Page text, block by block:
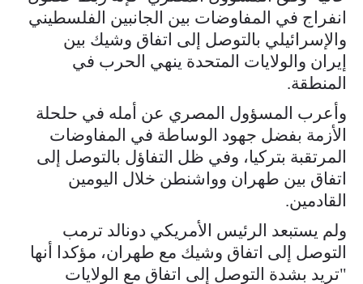
انفراج في المفاوضات بين الجانبين الفلسطيني
والإسرائيلي بالتوصل إلى اتفاق وشيك بين
إيران والولايات المتحدة ينهي الحرب في
المنطقة.
وأعرب المسؤول المصري عن أمله في حلحلة
الأزمة بفضل جهود الوساطة في المفاوضات
المرتقبة بتركيا، وفي ظل التفاؤل بالتوصل إلى
اتفاق بين طهران وواشنطن خلال اليومين
القادمين.
ولم يستبعد الرئيس الأمريكي دونالد ترمب
التوصل إلى اتفاق وشيك مع طهران، مؤكدا أنها
"تريد بشدة التوصل إلى اتفاق مع الولايات